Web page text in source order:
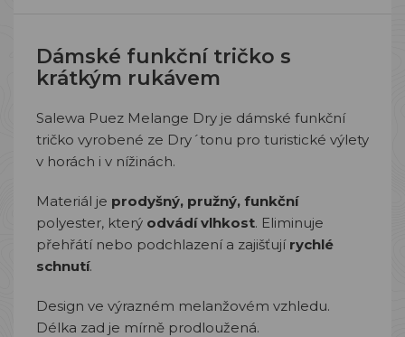
Dámské funkční tričko s
krátkým rukávem
Salewa Puez Melange Dry je dámské funkční
tričko vyrobené ze Dry´tonu pro turistické výlety
v horách i v nížinách.
Materiál je prodyšný, pružný, funkční
polyester, který odvádí vlhkost. Eliminuje
přehřátí nebo podchlazení a zajišťují rychlé
schnutí.
Design ve výrazném melanžovém vzhledu.
Délka zad je mírně prodloužená.